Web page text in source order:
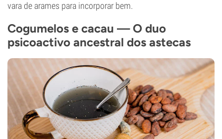
vara de arames para incorporar bem.
Cogumelos e cacau — O duo
psicoactivo ancestral dos astecas